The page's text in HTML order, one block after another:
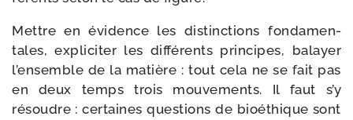
Mettre en évi­dence les dis­tinc­tions fon­da­men­
tales, expli­ci­ter les dif­fé­rents prin­cipes, balayer
l’ensemble de la matière : tout cela ne se fait pas
en deux temps trois mou­ve­ments. Il faut s’y
résoudre : cer­taines ques­tions de bioé­thique sont